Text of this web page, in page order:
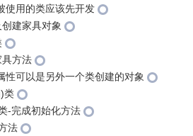
使用的类应该先开发
建家具对象
方法
性可以是另外一个类创建的对象
类
-完成初始化方法
法